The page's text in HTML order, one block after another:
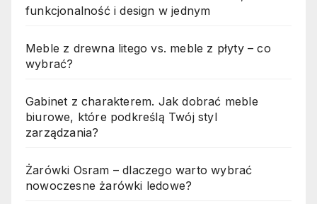
funkcjonalność i design w jednym
Meble z drewna litego vs. meble z płyty – co
wybrać?
Gabinet z charakterem. Jak dobrać meble
biurowe, które podkreślą Twój styl
zarządzania?
Żarówki Osram – dlaczego warto wybrać
nowoczesne żarówki ledowe?